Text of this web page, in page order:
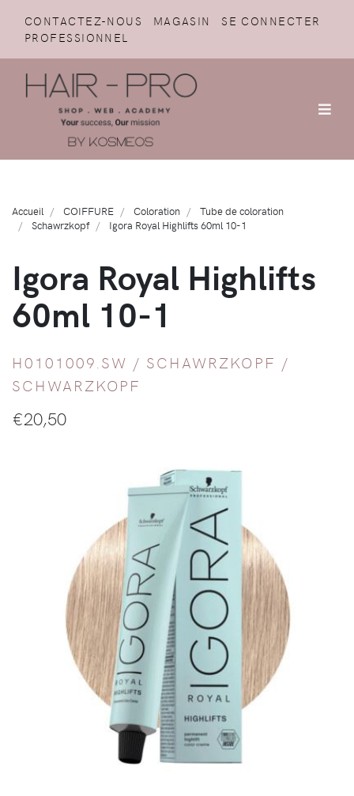
CONTACTEZ-NOUS MAGASIN
SE CONNECTER
PROFESSIONNEL
Accueil COIFFURE Coloration
Tube de coloration
Schawrzkopf
Igora Royal Highlifts 60ml 10-1
Igora Royal Highlifts
60ml 10-1
H0101009.SW / SCHAWRZKOPF /
SCHWARZKOPF
€20,50